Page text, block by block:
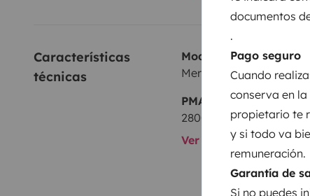
documentos
.
Pago seguro
Cuando
conserva en
propietario te
y si todo va
remuneración.
Garantía de
Si no puedes
Características
técnicas
Modelo
Mercedes Sprinter 313
PMA:
2800 kg
Ver todas las